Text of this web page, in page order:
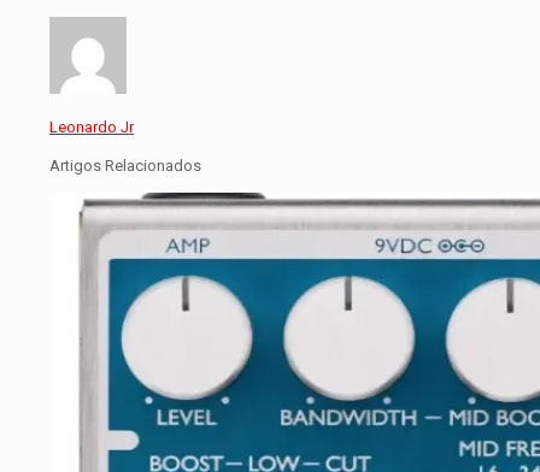
Leonardo Jr
Artigos Relacionados